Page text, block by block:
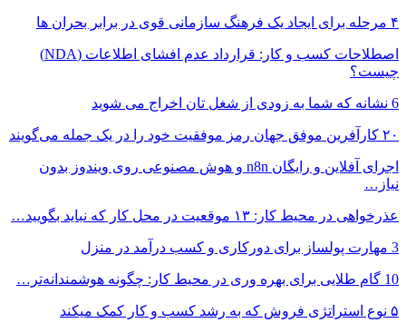
۴ مرحله برای ایجاد یک فرهنگ سازمانی قوی در برابر بحران ها
اصطلاحات کسب و کار: قرارداد عدم افشای اطلاعات (NDA)
چیست؟
6 نشانه که شما به زودی از شغل تان اخراج می شوید
۲۰ کارآفرین موفق جهان رمز موفقیت خود را در یک جمله می‌گویند
اجرای آفلاین و رایگان n8n و هوش مصنوعی روی ویندوز بدون
نیاز…
عذرخواهی در محیط کار: ۱۳ موقعیت در محل کار که نباید بگویید…
3 مهارت پولساز برای دورکاری و کسب درآمد در منزل
10 گام طلایی برای بهره وری در محیط کار: چگونه هوشمندانه‌تر…
۵ نوع استراتژی فروش که به رشد کسب و کار کمک میکند